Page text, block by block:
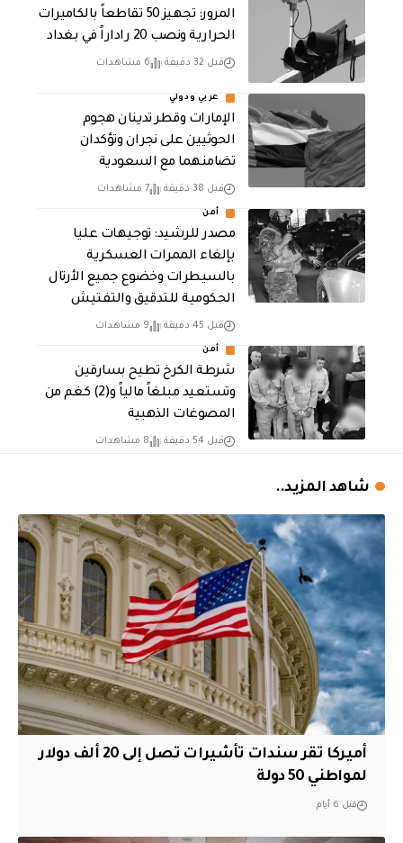
المرور: تجهيز 50 تقاطعاً بالكاميرات
الحرارية ونصب 20 راداراً في بغداد
قبل 32 دقيقة 6 مشاهدات
عربي ودولي
الإمارات وقطر تدينان هجوم
الحوثيين على نجران وتؤكدان
تضامنهما مع السعودية
قبل 38 دقيقة 7 مشاهدات
أمن
مصدر للرشيد: توجيهات عليا
بإلغاء الممرات العسكرية
بالسيطرات وخضوع جميع الأرتال
الحكومية للتدقيق والتفتيش
قبل 45 دقيقة 9 مشاهدات
أمن
شرطة الكرخ تطيح بسارقين
وتستعيد مبلغاً مالياً و(2) كغم من
المصوغات الذهبية
قبل 54 دقيقة 8 مشاهدات
شاهد المزيد..
أميركا تقر سندات تأشيرات تصل إلى 20 ألف دولار
لمواطني 50 دولة
قبل 6 أيام